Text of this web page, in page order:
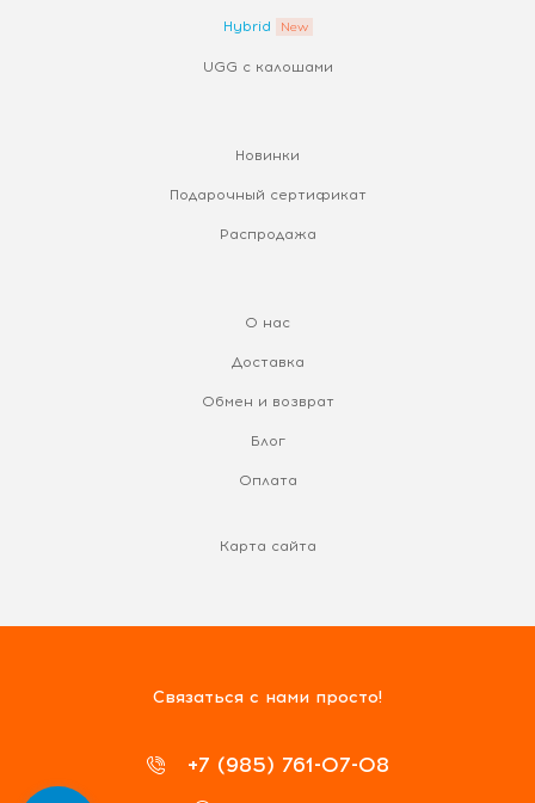
Hybrid
UGG с калошами
Новинки
Подарочный сертификат
Распродажа
О нас
Доставка
Обмен и возврат
Блог
Оплата
Карта сайта
Связаться с нами просто!
+7 (985) 761-07-08